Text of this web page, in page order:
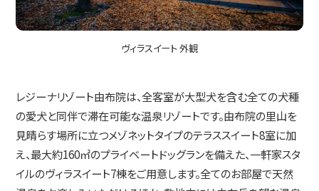
ヴィラスイート 外観
レジーナリゾート由布院は、全客室が大型犬を含む全ての犬種
の愛犬と同伴で滞在可能な温泉リゾートです。由布院の里山を
見晴らす場所に立つメゾネットタイプのテラススイート8室に加
え、最大約160㎡のプライベートドッグランを備えた、一軒家スタ
イルのヴィラスイート7棟をご用意します。全てのお部屋で天然